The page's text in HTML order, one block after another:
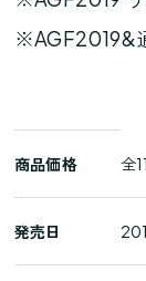
※AGF2019&
商品価格 全
発売日